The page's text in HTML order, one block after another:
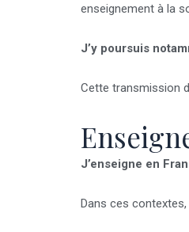
enseignement à la
J’y poursuis
Cette transmission
J’enseigne en
Dans ces